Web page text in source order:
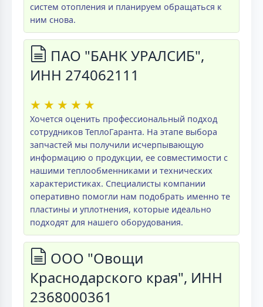
систем отопления и планируем обращаться к
ним снова.
ПАО "БАНК УРАЛСИБ",
ИНН 274062111
★ ★ ★ ★ ★
Хочется оценить профессиональный подход
сотрудников ТеплоГаранта. На этапе выбора
запчастей мы получили исчерпывающую
информацию о продукции, ее совместимости с
нашими теплообменниками и технических
характеристиках. Специалисты компании
оперативно помогли нам подобрать именно те
пластины и уплотнения, которые идеально
подходят для нашего оборудования.
ООО "Овощи
Краснодарского края", ИНН
2368000361